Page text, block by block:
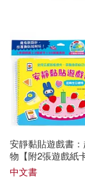
安靜黏貼遊戲書
物【附2張遊戲紙
氈】
中文書